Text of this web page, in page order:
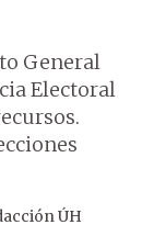
General
Electoral
ÚH